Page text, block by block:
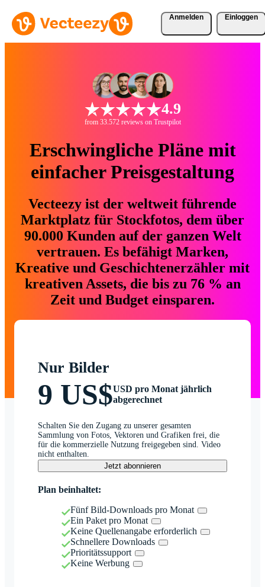
Anmelden Einloggen
4.9
from 33.572 reviews on Trustpilot
Erschwingliche Pläne mit
einfacher Preisgestaltung
Vecteezy ist der weltweit führende
Marktplatz für Stockfotos, dem über
90.000 Kunden auf der ganzen Welt
vertrauen. Es befähigt Marken,
Kreative und Geschichtenerzähler mit
kreativen Assets, die bis zu 76 % an
Zeit und Budget einsparen.
Nur Bilder
9 US$USD pro Monat jährlich
abgerechnet
Schalten Sie den Zugang zu unserer gesamten
Sammlung von Fotos, Vektoren und Grafiken frei, die
für die kommerzielle Nutzung freigegeben sind. Video
nicht enthalten.
Jetzt abonnieren
Plan beinhaltet:
Fünf Bild-Downloads pro Monat
Ein Paket pro Monat
Keine Quellenangabe erforderlich
Schnellere Downloads
Prioritätssupport
Keine Werbung